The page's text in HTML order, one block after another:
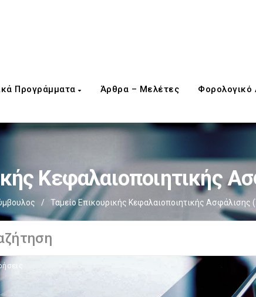
Προγράμματα Άρθρα – Μελέτες Φορολογικό
Κεφαλαιοποιητικής
/ Ταμείο Επικουρικής Κεφαλαιοποιητικής Ασφάλισης